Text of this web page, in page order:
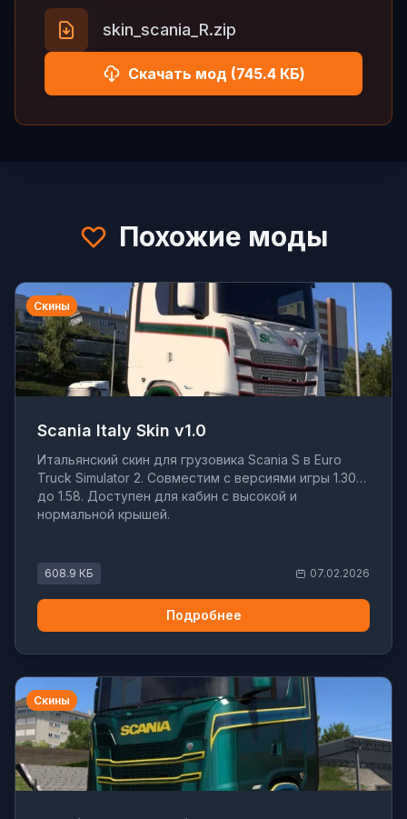
skin_scania_R.zip
Скачать мод (745.4 КБ)
Похожие моды
Скины
Scania Italy Skin v1.0
Итальянский скин для грузовика Scania S в Euro
Truck Simulator 2. Совместим с версиями игры 1.30
до 1.58. Доступен для кабин с высокой и
нормальной крышей.
608.9 КБ 07.02.2026
Подробнее
Скины